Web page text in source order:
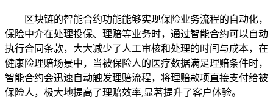
区块链的智能合约功能能够实现保险业务流程的自动化，
保险中介在处理投保、理赔等业务时，通过智能合约可以自动
执行合同条款，大大减少了人工审核和处理的时间与成本，在
健康险理赔场景中，当被保险人的医疗数据满足理赔条件时，
智能合约会迅速自动触发理赔流程，将理赔款项直接支付给被
保险人，极大地提高了理赔效率,显著提升了客户体验。